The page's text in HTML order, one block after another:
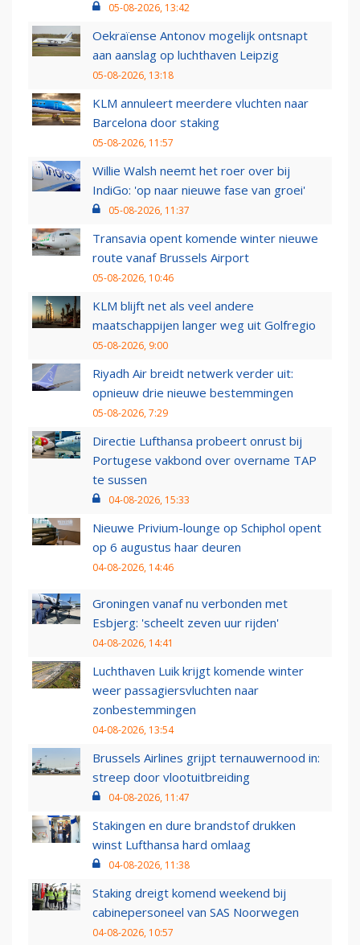
05-08-2026, 13:42
Oekraïense Antonov mogelijk ontsnapt
aan aanslag op luchthaven Leipzig
05-08-2026, 13:18
KLM annuleert meerdere vluchten naar
Barcelona door staking
05-08-2026, 11:57
Willie Walsh neemt het roer over bij
IndiGo: 'op naar nieuwe fase van groei'
05-08-2026, 11:37
Transavia opent komende winter nieuwe
route vanaf Brussels Airport
05-08-2026, 10:46
KLM blijft net als veel andere
maatschappijen langer weg uit Golfregio
05-08-2026, 9:00
Riyadh Air breidt netwerk verder uit:
opnieuw drie nieuwe bestemmingen
05-08-2026, 7:29
Directie Lufthansa probeert onrust bij
Portugese vakbond over overname TAP
te sussen
04-08-2026, 15:33
Nieuwe Privium-lounge op Schiphol opent
op 6 augustus haar deuren
04-08-2026, 14:46
Groningen vanaf nu verbonden met
Esbjerg: 'scheelt zeven uur rijden'
04-08-2026, 14:41
Luchthaven Luik krijgt komende winter
weer passagiersvluchten naar
zonbestemmingen
04-08-2026, 13:54
Brussels Airlines grijpt ternauwernood in:
streep door vlootuitbreiding
04-08-2026, 11:47
Stakingen en dure brandstof drukken
winst Lufthansa hard omlaag
04-08-2026, 11:38
Staking dreigt komend weekend bij
cabinepersoneel van SAS Noorwegen
04-08-2026, 10:57